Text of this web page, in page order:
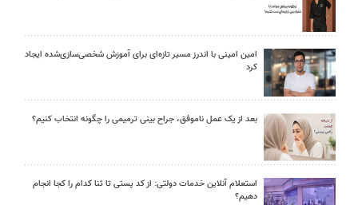
امین امینی با اندرز مسیر تازه‌ای برای آموزش شخصی‌سازی‌شده ایجاد
کرد
بعد از یک عمل ناموفق، جراح بینی ترمیمی را چگونه انتخاب کنیم؟
استعلام آنلاین خدمات دولتی: از کد پستی تا ثنا کدام را کجا انجام
دهیم؟